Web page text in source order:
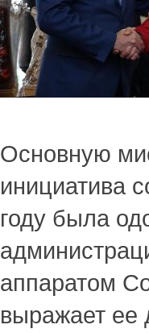
Основную
инициатива
году была
аппаратом
выражает ее